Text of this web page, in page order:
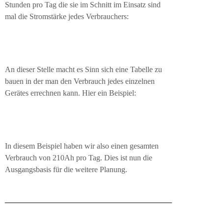
Stunden pro Tag die sie im Schnitt im Einsatz sind
mal die Stromstärke jedes Verbrauchers:
An dieser Stelle macht es Sinn sich eine Tabelle zu
bauen in der man den Verbrauch jedes einzelnen
Gerätes errechnen kann. Hier ein Beispiel:
In diesem Beispiel haben wir also einen gesamten
Verbrauch von 210Ah pro Tag. Dies ist nun die
Ausgangsbasis für die weitere Planung.